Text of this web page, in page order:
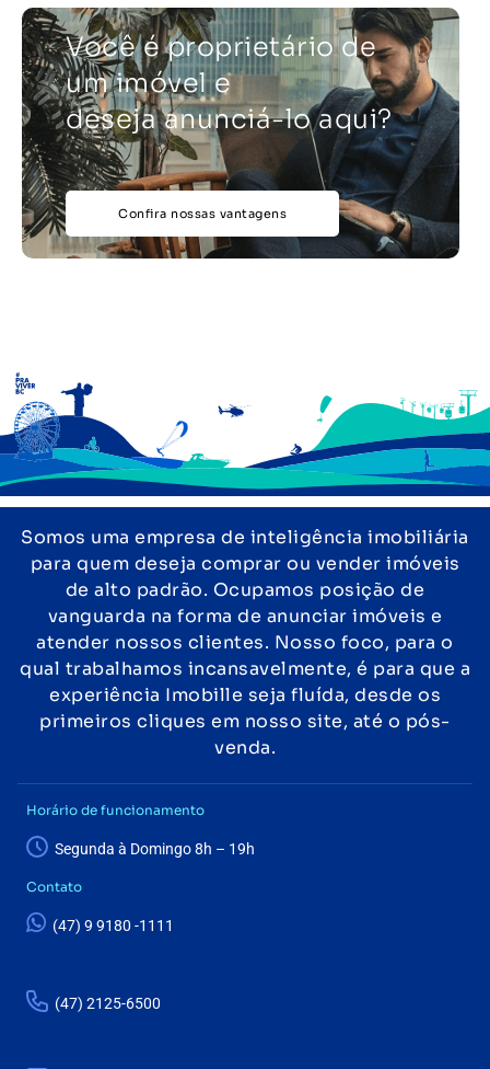
Você é proprietário de
um imóvel e
deseja anunciá-lo aqui?
Confira nossas vantagens
Somos uma empresa de inteligência imobiliária
para quem deseja comprar ou vender imóveis
de alto padrão. Ocupamos posição de
vanguarda na forma de anunciar imóveis e
atender nossos clientes. Nosso foco, para o
qual trabalhamos incansavelmente, é para que a
experiência Imobille seja fluída, desde os
primeiros cliques em nosso site, até o pós-
venda.
Horário de funcionamento
Segunda à Domingo 8h – 19h
Contato
(47) 9 9180 -1111
(47) 2125-6500